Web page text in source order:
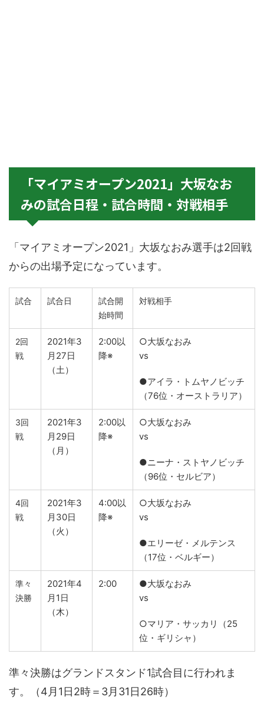
「マイアミオープン2021」大坂なお
みの試合日程・試合時間・対戦相手
「マイアミオープン2021」大坂なおみ選手は2回戦
からの出場予定になっています。
試合 試合日
試合開
始時間
対戦相手
2回
戦
2021年3
月27日
（土）
2:00以
降※
○大坂なおみ
vs
●アイラ・トムヤノビッチ
（76位・オーストラリア）
3回
戦
2021年3
月29日
（月）
2:00以
降※
○大坂なおみ
vs
●ニーナ・ストヤノビッチ
（96位・セルビア）
4回
戦
2021年3
月30日
（火）
4:00以
降※
○大坂なおみ
vs
●エリーゼ・メルテンス
（17位・ベルギー）
準々
決勝
2021年4
月1日
（木）
2:00
●大坂なおみ
vs
○マリア・サッカリ（25
位・ギリシャ）
準々決勝はグランドスタンド1試合目に行われま
す。（4月1日2時＝3月31日26時）